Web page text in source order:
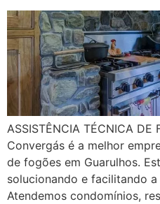
ASSISTÊNCIA TÉCNICA DE
Convergás é a melhor
de fogões em Guarulhos.
solucionando e facilitando
Atendemos condomínios,